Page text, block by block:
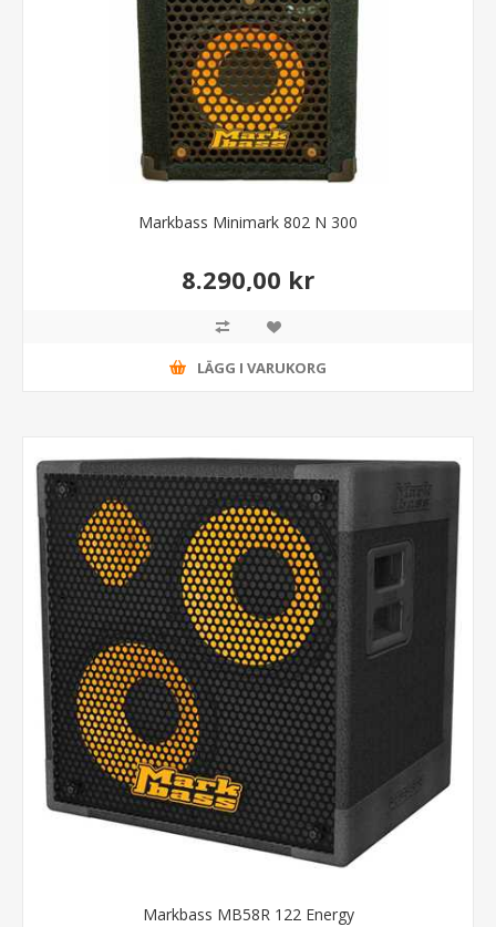
Markbass Minimark 802 N 300
8.290,00 kr
LÄGG I VARUKORG
Markbass MB58R 122 Energy